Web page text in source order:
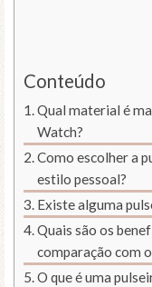
Conteúdo
Qual material é
Watch?
Como escolher a
estilo pessoal?
Existe alguma
Quais são os
comparação com
O que é uma